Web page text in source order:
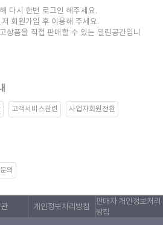
다시 한번 로그인 해주세요.
회원가입 후 이용해 주세요.
상품을 직접 판매할 수 있는 열린공간입니
고객서비스관련 사업자회원전환
의
개인정보처리방침
판매자 개인정보처리
방침